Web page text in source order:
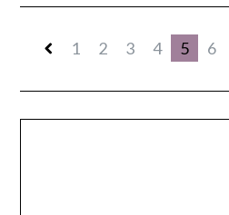
1 2 3 4 5 6